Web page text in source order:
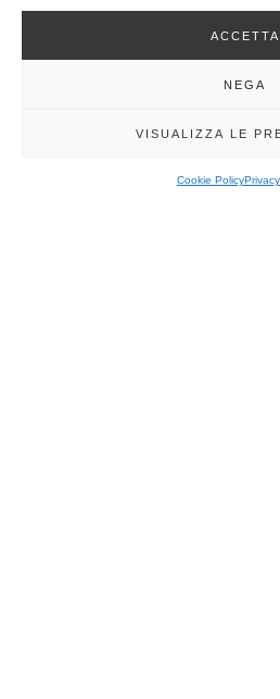
ACCETTA
NEGA
VISUALIZZA LE
Cookie Policy
Codice deontologico in vigore dal 02/
1 file 154.23 KB
(Superato) Codice deontologico in
243.09 KB